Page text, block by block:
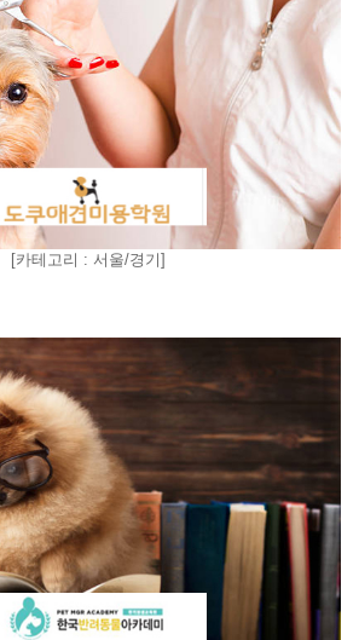
[카테고리 : 서울/경기]